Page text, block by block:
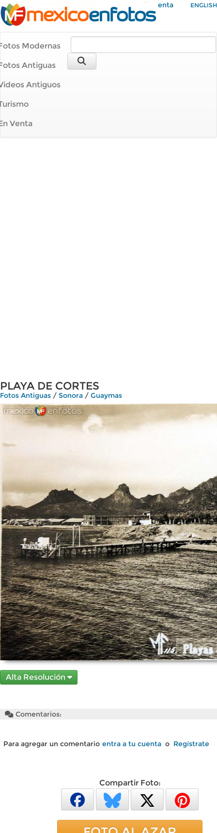
Mi Cuenta ENGLISH
Modernas
Antiguas
Antiguos
Venta
PLAYA DE CORTES
Fotos Antiguas / Sonora / Guaymas
Alta Resolución
Comentarios:
Para agregar un comentario entra a tu cuenta o Regístrate
Compartir Foto: